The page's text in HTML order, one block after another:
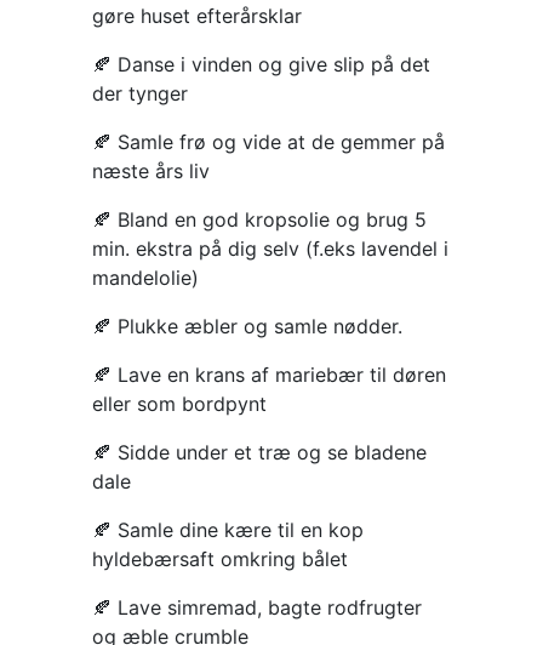
gøre huset efterårsklar
🍂 Danse i vinden og give slip på det
der tynger
🍂 Samle frø og vide at de gemmer på
næste års liv
🍂 Bland en god kropsolie og brug 5
min. ekstra på dig selv (f.eks lavendel i
mandelolie)
🍂 Plukke æbler og samle nødder.
🍂 Lave en krans af mariebær til døren
eller som bordpynt
🍂 Sidde under et træ og se bladene
dale
🍂 Samle dine kære til en kop
hyldebærsaft omkring bålet
🍂 Lave simremad, bagte rodfrugter
og æble crumble